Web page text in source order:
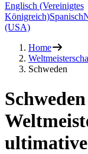
Englisch (Vereinigtes
Königreich)Spanisch
(USA)
Home
Schweden